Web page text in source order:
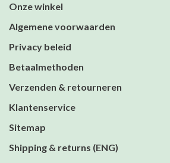
Onze winkel
Algemene voorwaarden
Privacy beleid
Betaalmethoden
Verzenden & retourneren
Klantenservice
Sitemap
Shipping & returns (ENG)